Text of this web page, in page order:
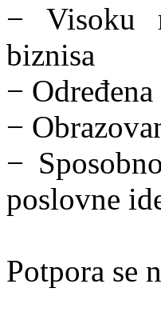
− Visoku
biznisa
−
−
−
poslovne
Potpora se